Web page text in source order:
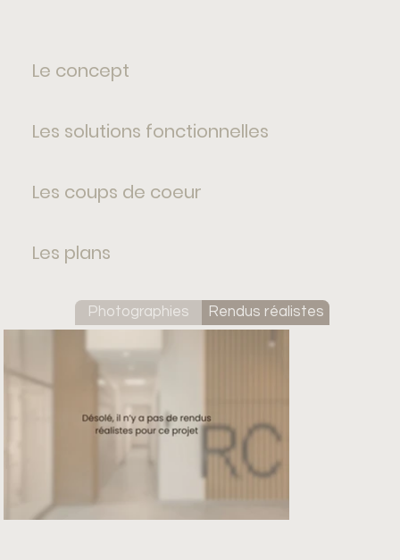
Le concept
Les solutions fonctionnelles
Les coups de coeur
Les plans
Photographies Rendus réalistes